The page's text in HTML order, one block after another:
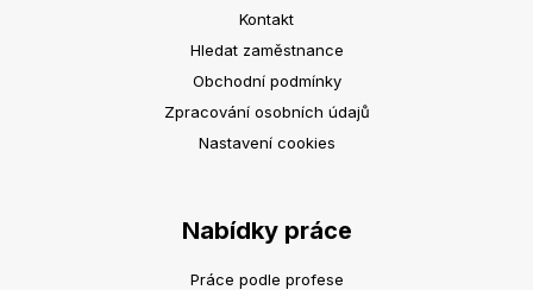
Kontakt
Hledat zaměstnance
Obchodní podmínky
Zpracování osobních údajů
Nastavení cookies
Nabídky práce
Práce podle profese